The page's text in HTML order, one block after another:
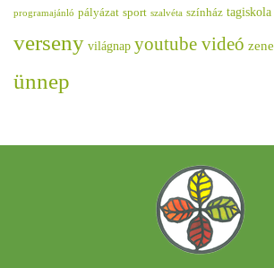
programajánló pályázat sport szalvéta színház tagiskola
verseny világnap youtube videó zene
ünnep